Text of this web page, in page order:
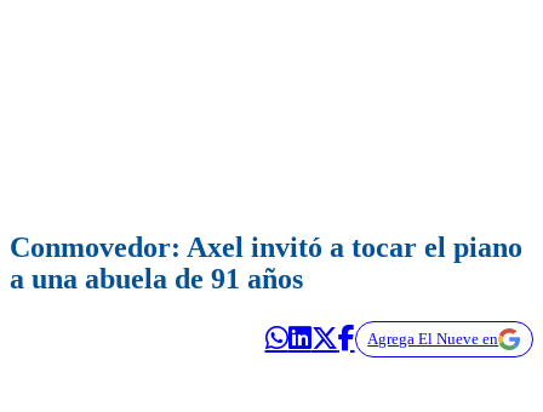
Conmovedor: Axel invitó a tocar el piano
a una abuela de 91 años
Agrega El Nueve en